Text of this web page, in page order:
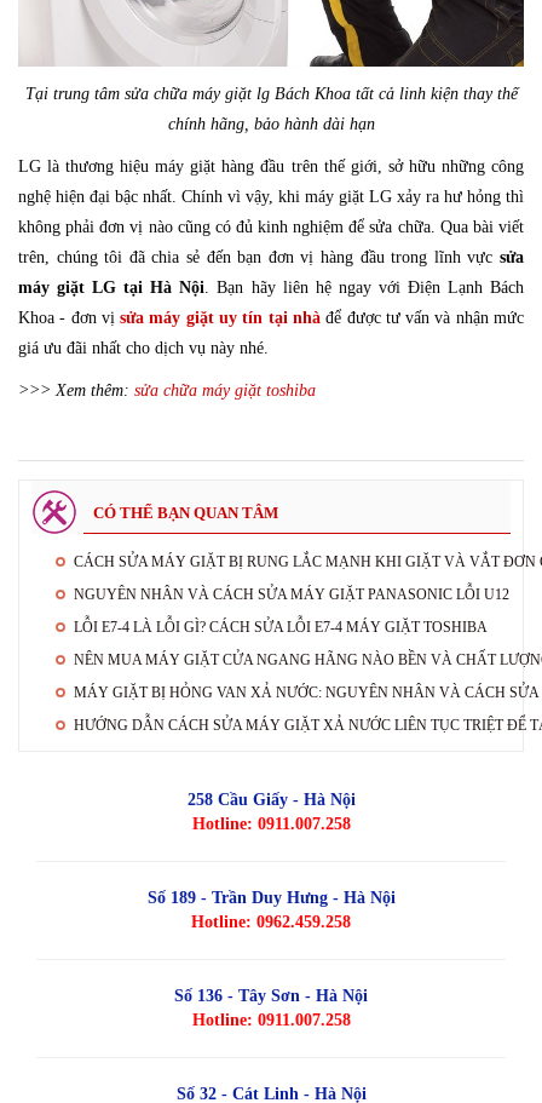
Tại trung tâm sửa chữa máy giặt lg Bách Khoa tất cả linh kiện thay thế
chính hãng, bảo hành dài hạn
LG là thương hiệu máy giặt hàng đầu trên thế giới, sở hữu những công
nghệ hiện đại bậc nhất. Chính vì vậy, khi máy giặt LG xảy ra hư hỏng thì
không phải đơn vị nào cũng có đủ kinh nghiệm để sửa chữa. Qua bài viết
trên, chúng tôi đã chia sẻ đến bạn đơn vị hàng đầu trong lĩnh vực sửa
máy giặt LG tại Hà Nội. Bạn hãy liên hệ ngay với Điện Lạnh Bách
Khoa - đơn vịsửa máy giặt uy tín tại nhàđể được tư vấn và nhận mức
giá ưu đãi nhất cho dịch vụ này nhé.
>>> Xem thêm: sửa chữa máy giặt toshiba
CÓ THỂ BẠN QUAN TÂM
CÁCH SỬA MÁY GIẶT BỊ RUNG LẮC MẠNH KHI GIẶT VÀ VẮT ĐƠN
NGUYÊN NHÂN VÀ CÁCH SỬA MÁY GIẶT PANASONIC LỖI U12
LỖI E7-4 LÀ LỖI GÌ? CÁCH SỬA LỖI E7-4 MÁY GIẶT TOSHIBA
NÊN MUA MÁY GIẶT CỬA NGANG HÃNG NÀO BỀN VÀ CHẤT
MÁY GIẶT BỊ HỎNG VAN XẢ NƯỚC: NGUYÊN NHÂN VÀ CÁCH SỬA
HƯỚNG DẪN CÁCH SỬA MÁY GIẶT XẢ NƯỚC LIÊN TỤC TRIỆT ĐỂ
258 Cầu Giấy - Hà Nội
Hotline: 0911.007.258
Số 189 - Trần Duy Hưng - Hà Nội
Hotline: 0962.459.258
Số 136 - Tây Sơn - Hà Nội
Hotline: 0911.007.258
Số 32 - Cát Linh - Hà Nội